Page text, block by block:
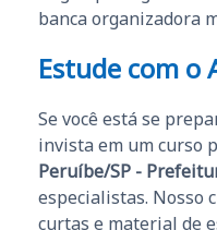
banca organizadora
Estude com o
Se você está se
invista em um curso
Peruíbe/SP -
especialistas. Nosso
curtas e material de